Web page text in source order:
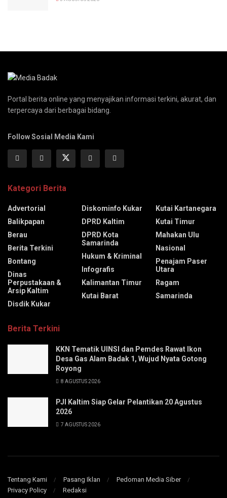
Portal berita online yang menyajikan informasi terkini, akurat, dan
terpercaya dari berbagai bidang.
Follow Sosial Media Kami
Kategori Berita
Advertorial
Balikpapan
Berau
Berita Terkini
Bontang
Dinas
Perpustakaan &
Arsip Kaltim
Disdik Kukar
Diskominfo Kukar
DPRD Kaltim
DPRD Kota
Samarinda
Hukum & Kriminal
Infografis
Kalimantan Timur
Kutai Barat
Kutai Kartanegara
Kutai Timur
Mahakan Ulu
Nasional
Penajam Paser
Utara
Ragam
Samarinda
Berita Terkini
KKN Tematik UINSI dan Pemdes Rawat Ikon
Desa Gas Alam Badak 1, Wujud Nyata Gotong
Royong
8 AGUSTUS 2026
PJI Kaltim Siap Gelar Pelantikan 20 Agustus
2026
7 AGUSTUS 2026
Tentang Kami Pasang Iklan
Pedoman Media Siber
Privacy Policy
Redaksi